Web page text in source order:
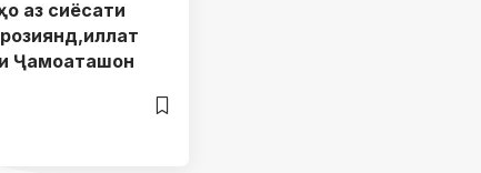
аз сиёсати
Ҷамоаташон